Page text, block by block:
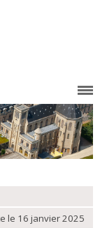
le 16 janvier 2025